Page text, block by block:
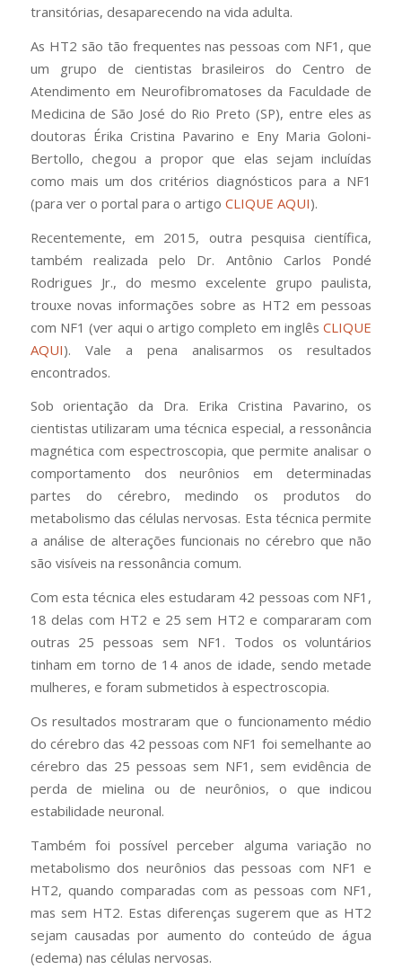
transitórias, desaparecendo na vida adulta.
As HT2 são tão frequentes nas pessoas com NF1, que
um grupo de cientistas brasileiros do Centro de
Atendimento em Neurofibromatoses da Faculdade de
Medicina de São José do Rio Preto (SP), entre eles as
doutoras Érika Cristina Pavarino e Eny Maria Goloni-
Bertollo, chegou a propor que elas sejam incluídas
como mais um dos critérios diagnósticos para a NF1
(para ver o portal para o artigo CLIQUE AQUI).
Recentemente, em 2015, outra pesquisa científica,
também realizada pelo Dr. Antônio Carlos Pondé
Rodrigues Jr., do mesmo excelente grupo paulista,
trouxe novas informações sobre as HT2 em pessoas
com NF1 (ver aqui o artigo completo em inglêsCLIQUE
AQUI). Vale a pena analisarmos os resultados
encontrados.
Sob orientação da Dra. Erika Cristina Pavarino, os
cientistas utilizaram uma técnica especial, a ressonância
magnética com espectroscopia, que permite analisar o
comportamento dos neurônios em determinadas
partes do cérebro, medindo os produtos do
metabolismo das células nervosas. Esta técnica permite
a análise de alterações funcionais no cérebro que não
são visíveis na ressonância comum.
Com esta técnica eles estudaram 42 pessoas com NF1,
18 delas com HT2 e 25 sem HT2 e compararam com
outras 25 pessoas sem NF1. Todos os voluntários
tinham em torno de 14 anos de idade, sendo metade
mulheres, e foram submetidos à espectroscopia.
Os resultados mostraram que o funcionamento médio
do cérebro das 42 pessoas com NF1 foi semelhante ao
cérebro das 25 pessoas sem NF1, sem evidência de
perda de mielina ou de neurônios, o que indicou
estabilidade neuronal.
Também foi possível perceber alguma variação no
metabolismo dos neurônios das pessoas com NF1 e
HT2, quando comparadas com as pessoas com NF1,
mas sem HT2. Estas diferenças sugerem que as HT2
sejam causadas por aumento do conteúdo de água
(edema) nas células nervosas.